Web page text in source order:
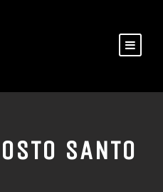
SANTO